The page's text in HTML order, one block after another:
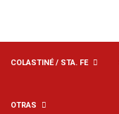
COLASTINÉ / STA. FE
OTRAS